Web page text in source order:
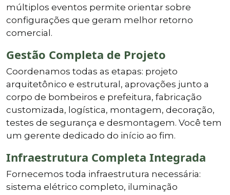
múltiplos eventos permite orientar sobre
configurações que geram melhor retorno
comercial.
Gestão Completa de Projeto
Coordenamos todas as etapas: projeto
arquitetônico e estrutural, aprovações junto a
corpo de bombeiros e prefeitura, fabricação
customizada, logística, montagem, decoração,
testes de segurança e desmontagem. Você tem
um gerente dedicado do início ao fim.
Infraestrutura Completa Integrada
Fornecemos toda infraestrutura necessária:
sistema elétrico completo, iluminação